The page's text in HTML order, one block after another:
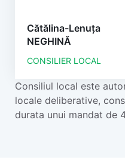
Cătălina-Lenuța
NEGHINĂ
CONSILIER LOCAL
Consiliul local este
locale deliberative,
durata unui mandat de